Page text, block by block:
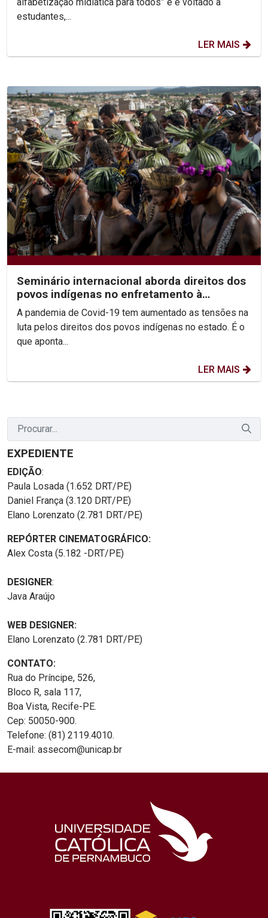
estudantes,...
LER MAIS
Seminário internacional aborda direitos dos
povos indígenas no enfretamento à
pandemia
A pandemia de Covid-19 tem aumentado as tensões na
luta pelos direitos dos povos indígenas no estado. É o
que aponta...
LER MAIS
EXPEDIENTE
EDIÇÃO:
Paula Losada (1.652 DRT/PE)
Daniel França (3.120 DRT/PE)
Elano Lorenzato (2.781 DRT/PE)
REPÓRTER CINEMATOGRÁFICO:
Alex Costa (5.182 -DRT/PE)
DESIGNER:
Java Araújo
WEB DESIGNER:
Elano Lorenzato (2.781 DRT/PE)
CONTATO:
Rua do Príncipe, 526,
Bloco R, sala 117,
Boa Vista, Recife-PE.
Cep: 50050-900.
Telefone: (81) 2119.4010.
E-mail: assecom@unicap.br